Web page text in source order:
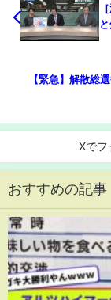
【緊急】解散総
Xでフ
おすすめの記事